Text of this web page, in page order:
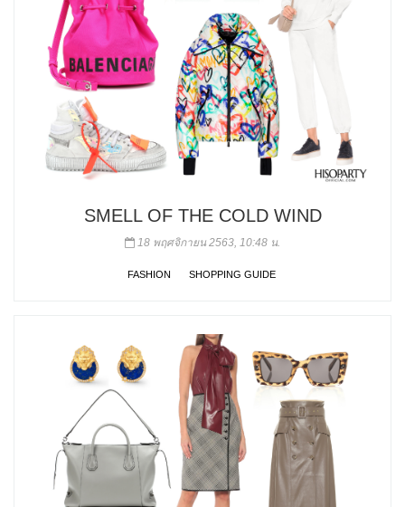
SMELL OF THE COLD WIND
18 พฤศจิกายน 2563, 10:48 น.
FASHION SHOPPING GUIDE